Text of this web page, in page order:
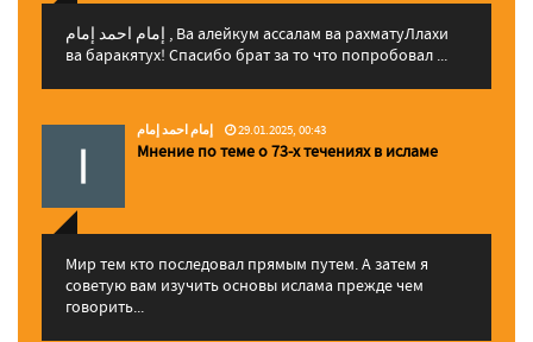
إمام احمد إمام , Ва алейкум ассалам ва рахматуЛлахи
ва баракятух! Спасибо брат за то что попробовал ...
إمام احمد إمام 29.01.2025, 00:43
Мнение по теме о 73-х течениях в исламе
Мир тем кто последовал прямым путем. А затем я
советую вам изучить основы ислама прежде чем
говорить...